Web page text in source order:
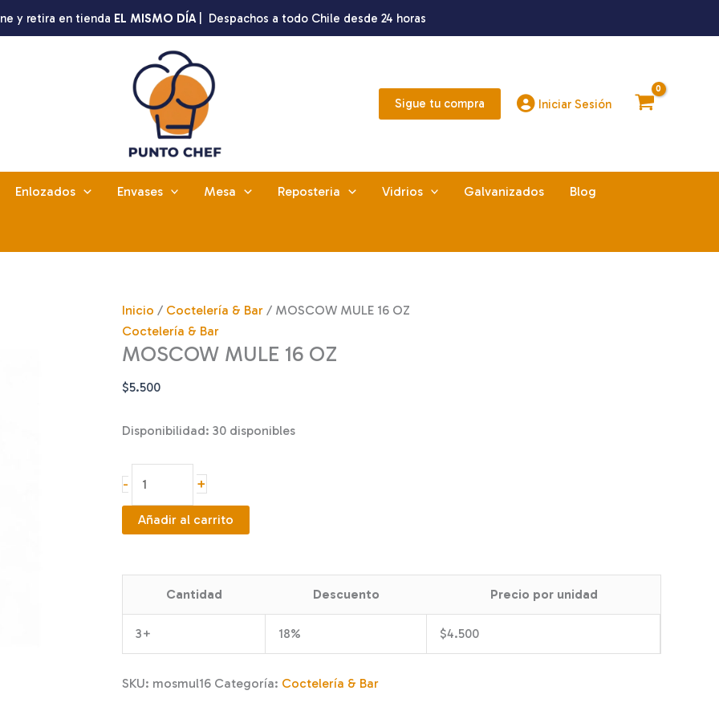
y retira en tienda EL MISMO DÍA | Despachos a todo Chile desde 24 horas
Sigue tu compra Iniciar Sesión
Enlozados Envases Mesa Reposteria Vidrios Galvanizados Blog
Inicio / Coctelería & Bar / MOSCOW MULE 16 OZ
Coctelería & Bar
MOSCOW MULE 16 OZ
$5.500
Disponibilidad: 30 disponibles
-
MULE
16
OZ
+
Añadir al carrito
Cantidad Descuento Precio por unidad
3+ 18% $4.500
SKU: mosmul16 Categoría: Coctelería & Bar